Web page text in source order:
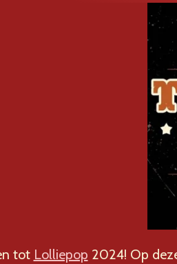
tot Lolliepop 2024! Op